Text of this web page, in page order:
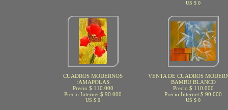
US $ 0
CUADROS MODERNOS
:AMAPOLAS
Precio $ 110.000
Precio Internet $ 90.000
US $ 0
VENTA DE CUADROS
BAMBU BLANCO
Precio $ 110.000
Precio Internet $ 90.000
US $ 0